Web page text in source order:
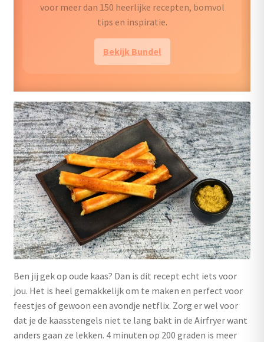
voedzame diners tot verrukkelijke snacks en
zoete traktaties – er is voor ieder wat wils.
Bekijk kookboek
Ben jij gek op oude kaas? Dan is dit recept echt iets voor
jou. Het is heel gemakkelijk om te maken en perfect voor
feestjes of gewoon een avondje netflix. Zorg er wel voor
dat je de kaasstengels niet te lang bakt in de Airfryer want
anders gaan ze lekken. 4 minuten op 200 graden is meer